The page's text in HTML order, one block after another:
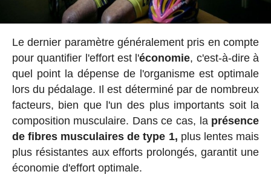
Le dernier paramètre généralement pris en compte
pour quantifier l'effort est l'économie, c'est-à-dire à
quel point la dépense de l'organisme est optimale
lors du pédalage. Il est déterminé par de nombreux
facteurs, bien que l'un des plus importants soit la
composition musculaire. Dans ce cas, la présence
de fibres musculaires de type 1, plus lentes mais
plus résistantes aux efforts prolongés, garantit une
économie d'effort optimale.